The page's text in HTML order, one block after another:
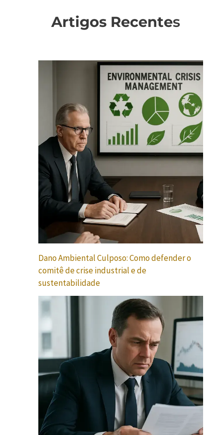
Artigos Recentes
Dano Ambiental Culposo: Como defender o
comitê de crise industrial e de
sustentabilidade